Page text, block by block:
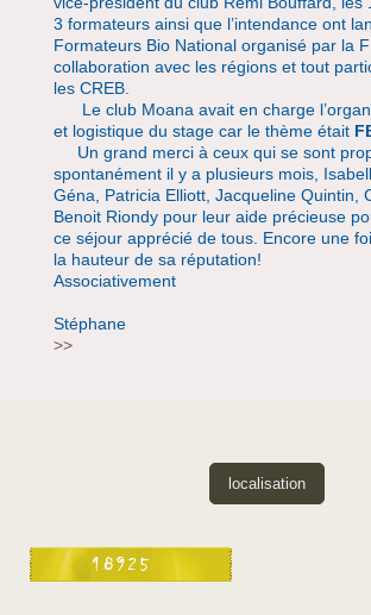
3 formateurs ainsi que l’intendance ont
Formateurs Bio National organisé par la
collaboration avec les régions et tout
les CREB.
Le club Moana avait en charge
et logistique du stage car le thème était
Un grand merci à ceux qui se sont
spontanément il y a plusieurs mois,
Géna, Patricia Elliott, Jacqueline Quintin,
Benoit Riondy pour leur aide précieuse
ce séjour apprécié de tous. Encore une
la hauteur de sa réputation!
Associativement
Stéphane
>>
localisation